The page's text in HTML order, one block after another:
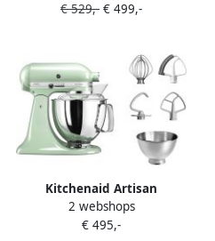
accessoires en 2
€ 529,- € 499,-
Kitchenaid Artisan
5KSM175PSEPT Pistache |
Keukenrobots |
2 webshops
€ 495,-